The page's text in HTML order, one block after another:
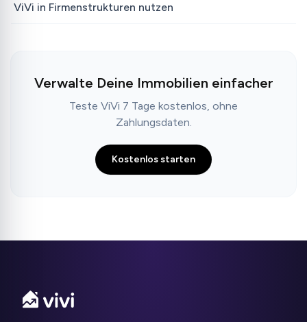
ViVi in Firmenstrukturen nutzen
Verwalte Deine Immobilien einfacher
Teste ViVi 7 Tage kostenlos, ohne
Zahlungsdaten.
Kostenlos starten